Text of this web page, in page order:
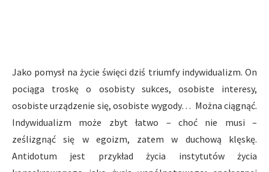
Jako pomysł na życie święci dziś triumfy indywidualizm. On
pociąga troskę o osobisty sukces, osobiste interesy,
osobiste urządzenie się, osobiste wygody… Można ciągnąć.
Indywidualizm może zbyt łatwo – choć nie musi –
ześlizgnąć się w egoizm, zatem w duchową klęskę.
Antidotum jest przykład życia instytutów życia